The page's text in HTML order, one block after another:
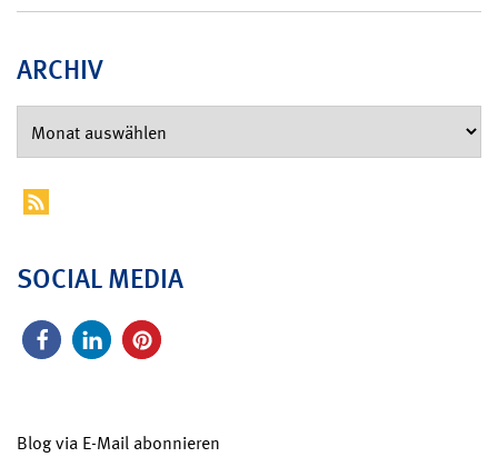
ARCHIV
SOCIAL MEDIA
Blog via E-Mail abonnieren